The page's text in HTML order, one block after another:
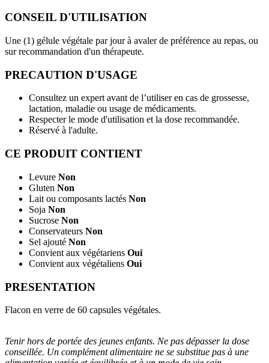
CONSEIL D'UTILISATION
Une (1) gélule végétale par jour à avaler de préférence au repas, ou
sur recommandation d'un thérapeute.
PRECAUTION D'USAGE
Consultez un expert avant de l’utiliser en cas de grossesse,
lactation, maladie ou usage de médicaments.
Respecter le mode d'utilisation et la dose recommandée.
Réservé à l'adulte.
CE PRODUIT CONTIENT
Levure Non
Gluten Non
Lait ou composants lactés Non
Soja Non
Sucrose Non
Conservateurs Non
Sel ajouté Non
Convient aux végétariens Oui
Convient aux végétaliens Oui
PRESENTATION
Flacon en verre de 60 capsules végétales.
Tenir hors de portée des jeunes enfants. Ne pas dépasser la dose
conseillée. Un complément alimentaire ne se substitue pas à une